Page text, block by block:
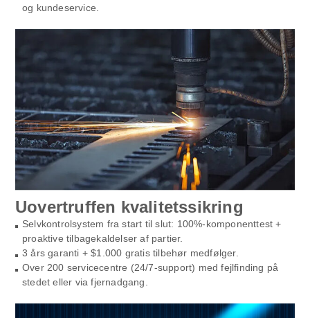
og kundeservice.
Uovertruffen kvalitetssikring
Selvkontrolsystem fra start til slut: 100%-komponenttest +
proaktive tilbagekaldelser af partier.
3 års garanti + $1.000 gratis tilbehør medfølger.
Over 200 servicecentre (24/7-support) med fejlfinding på
stedet eller via fjernadgang.